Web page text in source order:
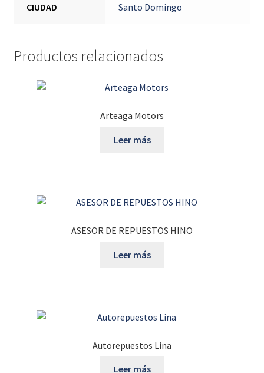
CIUDAD Santo Domingo
Productos relacionados
Arteaga Motors
Leer más
ASESOR DE REPUESTOS HINO
Leer más
Autorepuestos Lina
Leer más